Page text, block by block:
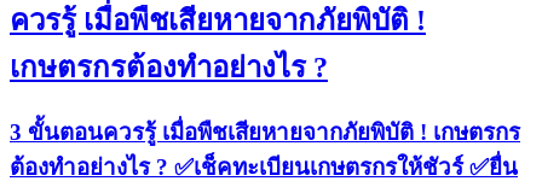
ควรรู้ เมื่อพืชเสียหายจากภัยพิบัติ !
เกษตรกรต้องทำอย่างไร ?
3 ขั้นตอนควรรู้ เมื่อพืชเสียหายจากภัยพิบัติ ! เกษตรกร
ต้องทำอย่างไร ? ✅️️เช็คทะเบียนเกษตรกรให้ชัวร์ ✅️ยื่น